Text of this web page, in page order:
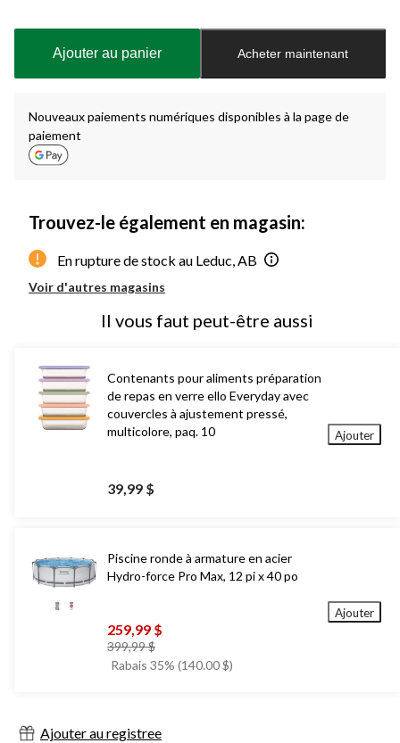
à
Ajouter au panier Acheter maintenant
Nouveaux paiements numériques disponibles à la page de
paiement
Trouvez-le également en magasin:
En rupture de stock au Leduc, AB
Voir d'autres magasins
Il vous faut peut-être aussi
Contenants pour aliments préparation
de repas en verre ello Everyday avec
couvercles à ajustement pressé,
multicolore, paq. 10
39,99 $
Ajouter
Piscine ronde à armature en acier
Hydro-force Pro Max, 12 pi x 40 po
259,99 $
399,99 $prix
était
Rabais 35% (140.00 $)
Ajouter
Ajouter au registree